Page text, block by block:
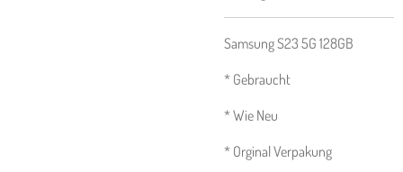
Samsung S23 5G 128GB
* Gebraucht
* Wie Neu
* Orginal Verpakung